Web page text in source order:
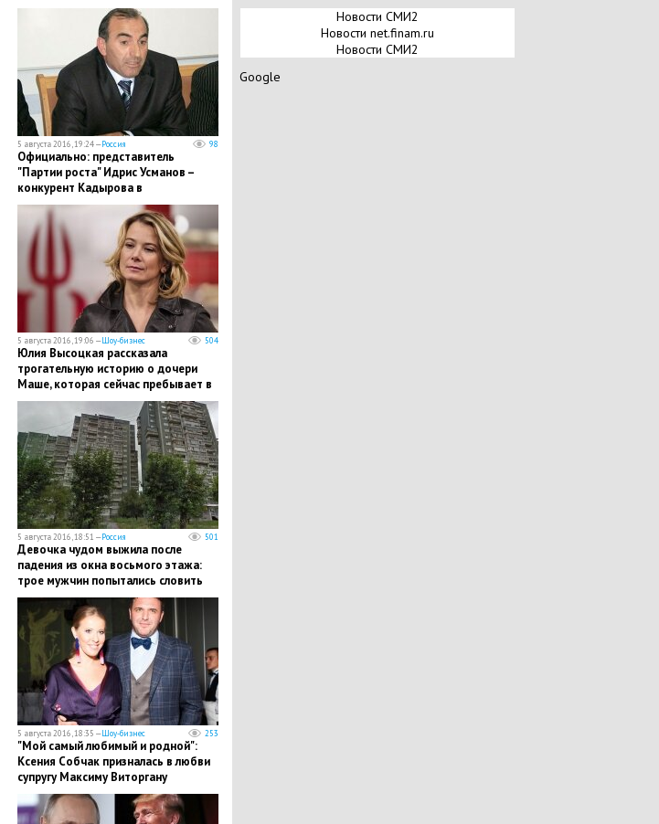
5 августа 2016, 19:24 —Россия 98
Официально: представитель
"Партии роста" Идрис Усманов –
конкурент Кадырова в
предвыборной гонке
5 августа 2016, 19:06 —Шоу-бизнес 504
Юлия Высоцкая рассказала
трогательную историю о дочери
Маше, которая сейчас пребывает в
коме
5 августа 2016, 18:51 —Россия 501
Девочка чудом выжила после
падения из окна восьмого этажа:
трое мужчин попытались словить
ребенка, минимизировав травмы
5 августа 2016, 18:35 —Шоу-бизнес 253
"Мой самый любимый и родной":
Ксения Собчак призналась в любви
супругу Максиму Виторгану
Новости СМИ2
Новости net.finam.ru
Новости СМИ2
Google